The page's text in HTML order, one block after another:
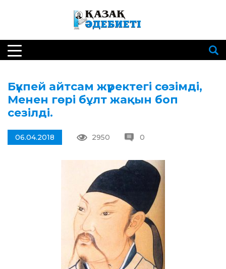
Бүкпей айтсам жүректегі сөзімді,
Менен гөрі бұлт жақын боп
сезілді.
06.04.2018 2950 0